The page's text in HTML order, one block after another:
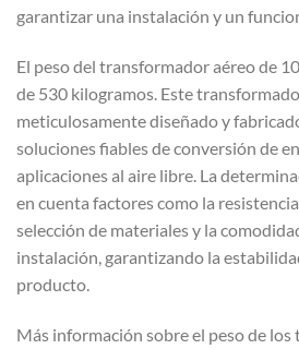
garantizar una instalación y un
El peso del transformador aéreo de
de 530 kilogramos. Este
meticulosamente diseñado y
soluciones fiables de conversión de
aplicaciones al aire libre. La
en cuenta factores como la
selección de materiales y la
instalación, garantizando la
producto.
Más información sobre el peso de